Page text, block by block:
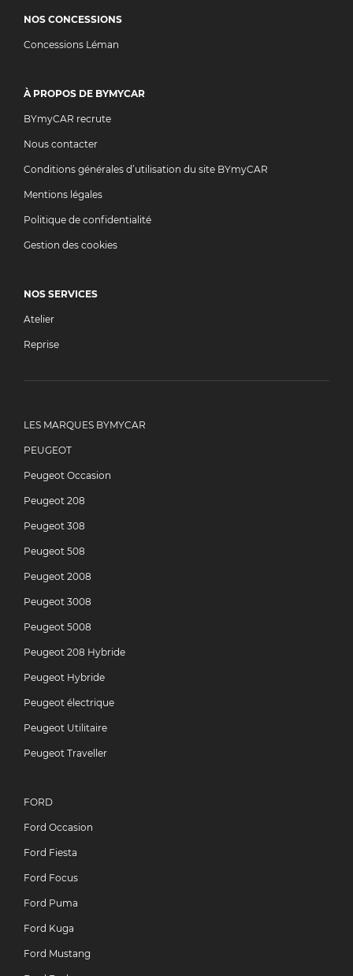
NOS CONCESSIONS
Concessions Léman
À PROPOS DE BYMYCAR
BYmyCAR recrute
Nous contacter
Conditions générales d’utilisation du site BYmyCAR
Mentions légales
Politique de confidentialité
Gestion des cookies
NOS SERVICES
Atelier
Reprise
LES MARQUES BYMYCAR
PEUGEOT
Peugeot Occasion
Peugeot 208
Peugeot 308
Peugeot 508
Peugeot 2008
Peugeot 3008
Peugeot 5008
Peugeot 208 Hybride
Peugeot Hybride
Peugeot électrique
Peugeot Utilitaire
Peugeot Traveller
FORD
Ford Occasion
Ford Fiesta
Ford Focus
Ford Puma
Ford Kuga
Ford Mustang